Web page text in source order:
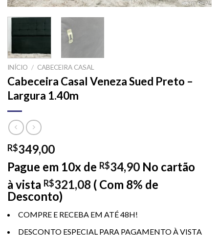
INÍCIO / CABECEIRA CASAL
Cabeceira Casal Veneza Sued Preto –
Largura 1.40m
R$349,00
Pague em 10x de R$34,90 No cartão
à vista R$321,08 ( Com 8% de
Desconto)
COMPRE E RECEBA EM ATÉ 48H!
DESCONTO ESPECIAL PARA PAGAMENTO À VISTA